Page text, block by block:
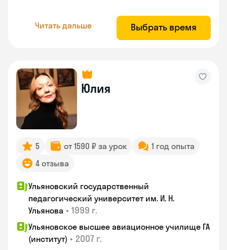
Читать дальше Выбрать время
Юлия
5 от 1590 ₽ за урок
1 год опыта
4 отзыва
Ульяновский государственный
педагогический университет им. И. Н.
Ульянова • 1999 г.
Ульяновское высшее авиационное училище ГА
(институт) • 2007 г.